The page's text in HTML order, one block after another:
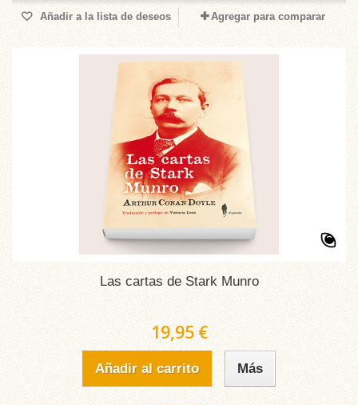
Añadir a la lista de deseos Agregar para comparar
Las cartas de Stark Munro
19,95 €
Añadir al carrito Más